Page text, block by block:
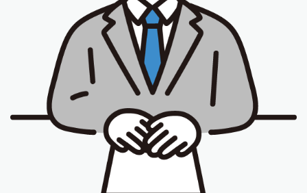
お金の話
マイレコメンド
自己紹介
公務員特化型無料メール講座